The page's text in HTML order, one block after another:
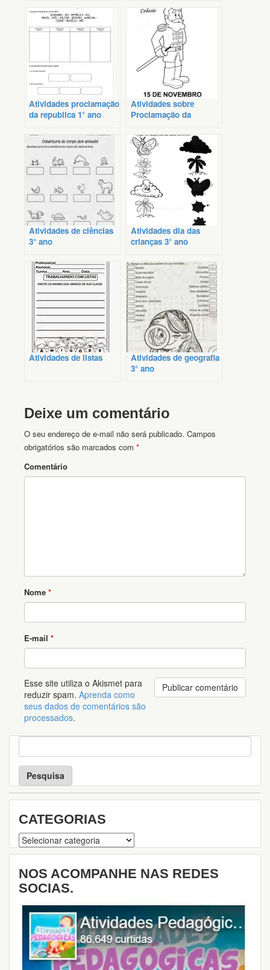
Atividades proclamação
da republica 1° ano
Atividades sobre
Proclamação da
Atividades de ciências
3° ano
Atividades dia das
crianças 3° ano
Atividades de listas
Atividades de geografia
3° ano
Deixe um comentário
O seu endereço de e-mail não será publicado. Campos
obrigatórios são marcados com *
Comentário
Nome *
E-mail *
Esse site utiliza o Akismet para
reduzir spam. Aprenda como
seus dados de comentários são
processados.
P
e
s
u
i
a
CATEGORIAS
Categorias
NOS ACOMPANHE NAS REDES
SOCIAS.